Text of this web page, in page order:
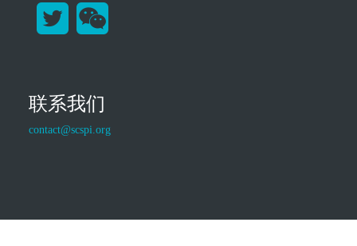
联系我们
contact@scspi.org